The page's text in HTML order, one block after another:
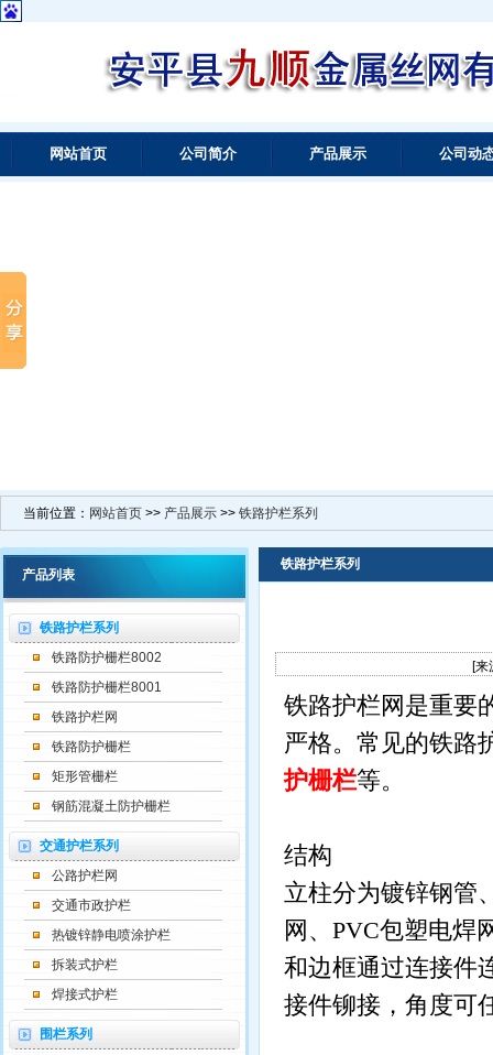
网站首页 公司简介 产品展示 公司动
当前位置： 网站首页 >> 产品展示 >> 铁路护栏系列
产品列表
铁路护栏系列
铁路防护栅栏8002
铁路防护栅栏8001
铁路护栏网
铁路防护栅栏
矩形管栅栏
钢筋混凝土防护栅栏
交通护栏系列
公路护栏网
交通市政护栏
热镀锌静电喷涂护栏
拆装式护栏
焊接式护栏
围栏系列
铁路护栏系列
[
铁路护栏网是重要
严格。常见的铁路
护栅栏等。
结构
立柱分为镀锌钢管
网、 PVC包塑电焊
和边框通过连接件
接件铆接，角度可